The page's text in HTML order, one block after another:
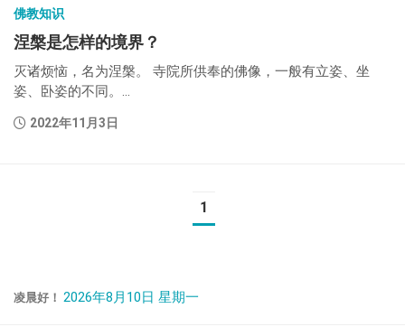
佛教知识
涅槃是怎样的境界？
灭诸烦恼，名为涅槃。 寺院所供奉的佛像，一般有立姿、坐
姿、卧姿的不同。...
2022年11月3日
1
凌晨好！ 2026年8月10日 星期一